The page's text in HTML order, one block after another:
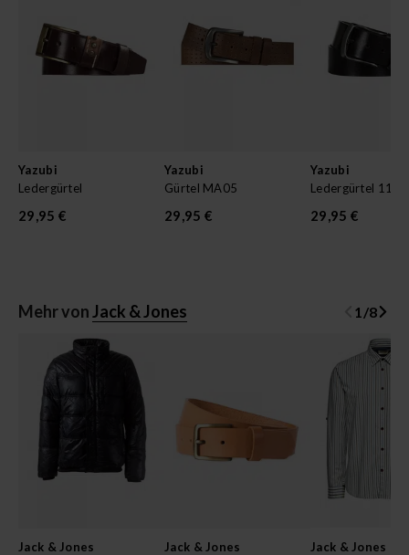
Yazubi
Ledergürtel
29,95 €
Yazubi
Gürtel MA05
29,95 €
Yazubi
Ledergürtel
29,95 €
Mehr vonJack & Jones 1 /8
Jack & Jones
Jack & Jones
Jack & Jones